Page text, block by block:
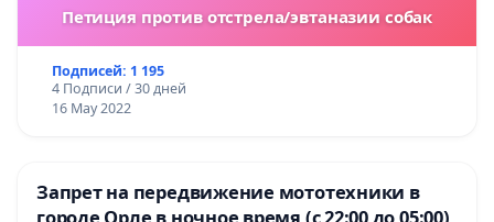
Петиция против отстрела/эвтаназии собак
Подписей: 1 195
4 Подписи / 30 дней
16 May 2022
Запрет на передвижение мототехники в